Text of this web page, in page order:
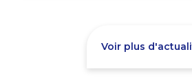
Voir plus